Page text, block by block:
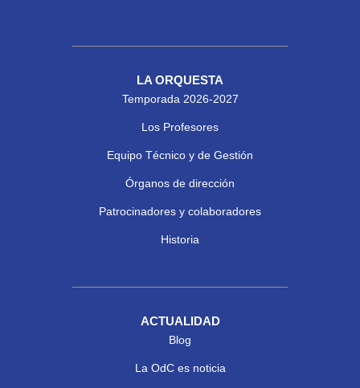
LA ORQUESTA
Temporada 2026-2027
Los Profesores
Equipo Técnico y de Gestión
Órganos de dirección
Patrocinadores y colaboradores
Historia
ACTUALIDAD
Blog
La OdC es noticia